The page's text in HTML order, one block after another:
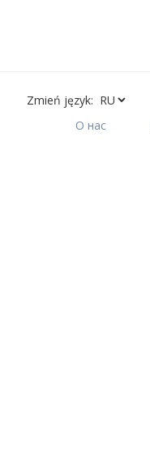
Zmień język:
О нас